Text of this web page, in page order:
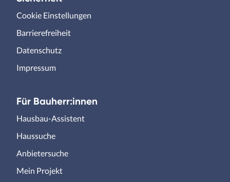
Cookie Einstellungen
Barrierefreiheit
Datenschutz
Impressum
Für Bauherr:innen
Hausbau-Assistent
Haussuche
Anbietersuche
Mein Projekt